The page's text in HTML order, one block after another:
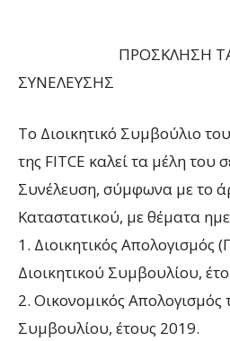
ΠΡΟΣΚΛΗΣΗ
ΣΥΝΕΛΕΥΣΗΣ
Το Διοικητικό Συμβούλιο
της FITCE καλεί τα μέλη του
Συνέλευση, σύμφωνα με το
Καταστατικού, με θέματα
1. Διοικητικός Απολογισμός
Διοικητικού Συμβουλίου,
2. Οικονομικός Απολογισμός
Συμβουλίου, έτους 2019.